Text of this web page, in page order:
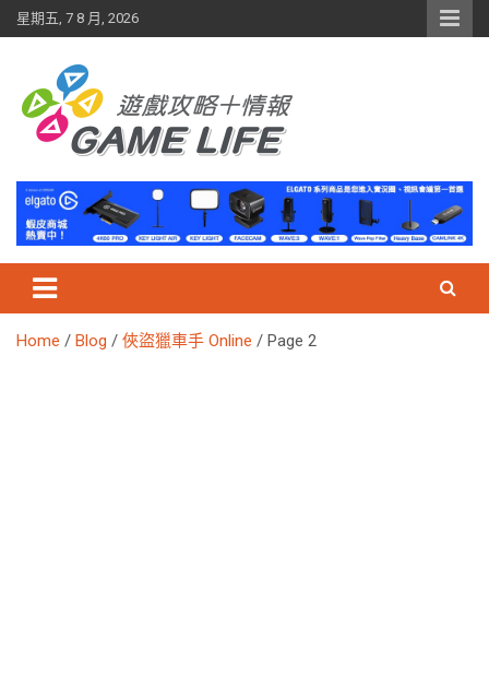
Skip
to
星期五, 7 8 月, 2026
Home Blog 俠盜獵車手 Online Page 2